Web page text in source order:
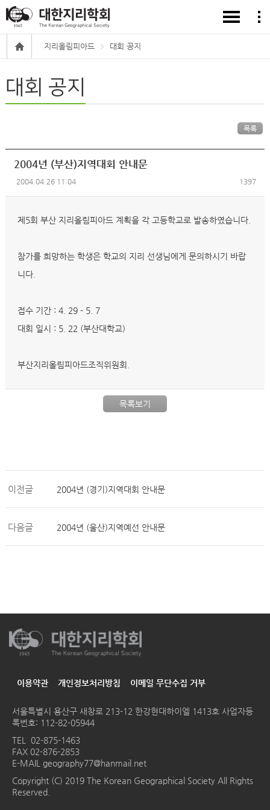
지리올림피아드 대회 공지
대회 공지
목록
2004년 (부산)지역대회 안내문
2004.04.26 11:04 1397
제5회 부산 지리올림피아드 계획을 각 고등학교로 발송하였습니다.
참가를 희망하는 학생은 학교의 지리 선생님에게 문의하시기 바랍
니다.
접수 기간 : 4. 29 - 5. 7
대회 일시 : 5. 22 (부산대학교)
부산지리올림피아드조직위원회.
목록보기
이전글 2004년 (경기)지역대회 안내문
다음글 2004년 (울산)지역예선 안내문
이용약관 개인정보처리방침 이메일 무단수집 거부
서울특별시 용산구 새창로 213-12 한강현대하이엘 1413호 사업자등
록번호: 112-82-05944
TEL 02-875-1463
FAX 02-876-2853
E-MAIL geography77@hanmail.net
Copyright (C) 2019 The Korean Geographical Society All Rights
Reserved.